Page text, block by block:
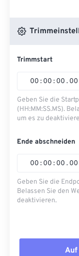
Trimmstart
00 : 00 : 00 . 00
Geben Sie die
(HH:MM:SS.MS).
um es zu
Ende abschneiden
00 : 00 : 00 . 00
Geben Sie die
Belassen Sie den
deaktivieren.
Auf